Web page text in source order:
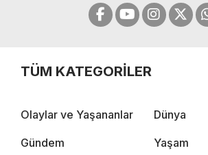
TÜM KATEGORİLER
Olaylar ve Yaşananlar Dünya
Gündem Yaşam